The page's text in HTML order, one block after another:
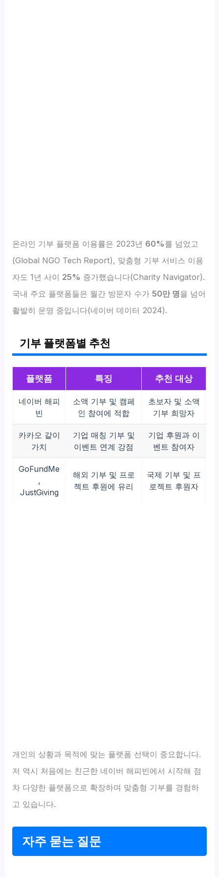
온라인 기부 플랫폼 이용률은 2023년 60%를 넘었고
(Global NGO Tech Report), 맞춤형 기부 서비스 이용
자도 1년 사이 25% 증가했습니다(Charity Navigator).
국내 주요 플랫폼들은 월간 방문자 수가50만 명을 넘어
활발히 운영 중입니다(네이버 데이터 2024).
기부 플랫폼별 추천
플랫폼 특징 추천 대상
네이버 해피
빈
소액 기부 및 캠페
인 참여에 적합
초보자 및 소액
기부 희망자
카카오 같이
가치
기업 매칭 기부 및
이벤트 연계 강점
기업 후원과 이
벤트 참여자
GoFundMe
,
JustGiving
해외 기부 및 프로
젝트 후원에 유리
국제 기부 및 프
로젝트 후원자
개인의 상황과 목적에 맞는 플랫폼 선택이 중요합니다.
저 역시 처음에는 친근한 네이버 해피빈에서 시작해 점
차 다양한 플랫폼으로 확장하며 맞춤형 기부를 경험하
고 있습니다.
자주 묻는 질문